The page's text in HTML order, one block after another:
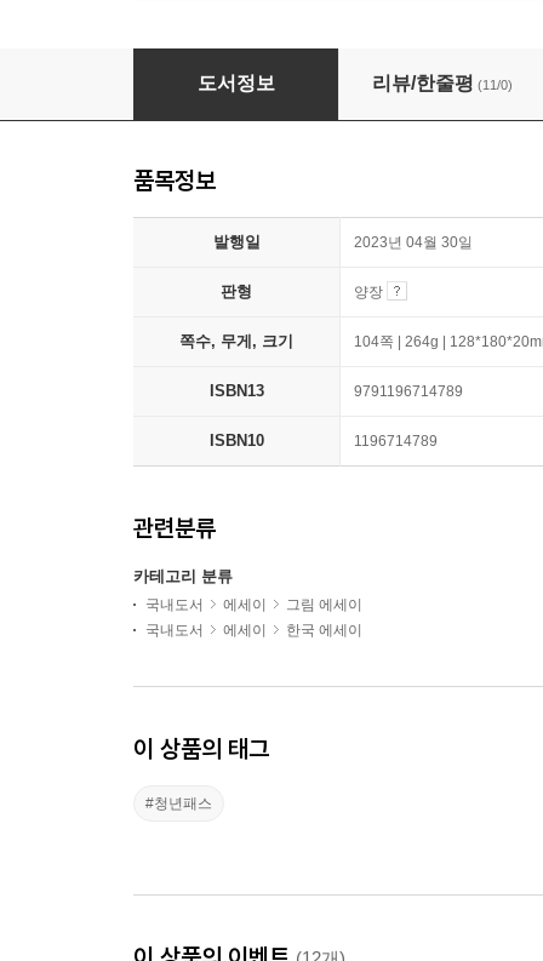
우월하다는 착각
도서정보 리뷰/한줄평 (11/0)
품목정보
발행일 2023년 04월 30일
판형 양장
쪽수, 무게, 크기 104쪽 | 264g |
ISBN13 9791196714789
ISBN10 1196714789
관련분류
카테고리 분류
국내도서 에세이
그림 에세이
국내도서
에세이 한국 에세이
이 상품의 태그
#청년패스